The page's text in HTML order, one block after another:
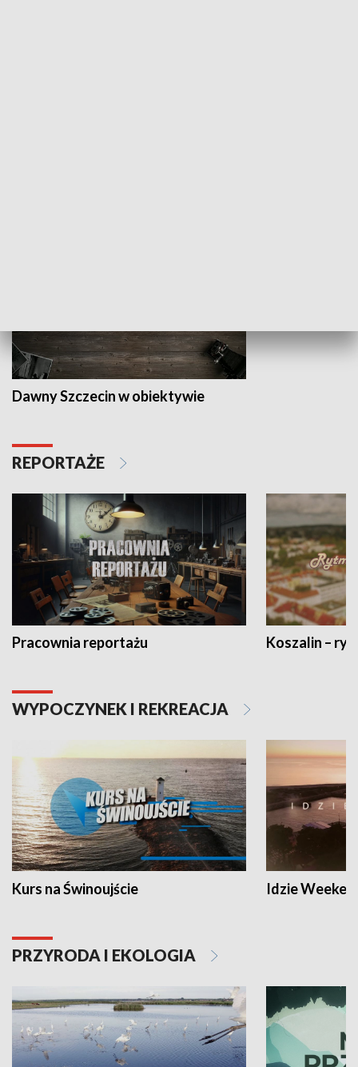
Dawny Szczecin w obiektywie
REPORTAŻE
Pracownia reportażu Koszalin –
WYPOCZYNEK I REKREACJA
Kurs na Świnoujście Idzie
PRZYRODA I EKOLOGIA